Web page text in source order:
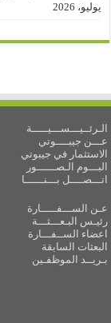
يوليو، 2026
الـرئــيـــســـيـــــة
عـــن جيبــــوتي
الاستثمار في جيبوتي
البـــوم الـصــــــور
اتـــصــــل بـــنــــــا
عـن الســـفـــــارة
رئيـس البـعـــثـــة
اعضاء الســفـــارة
البعثات السابقة
بـريــد الموظفـين